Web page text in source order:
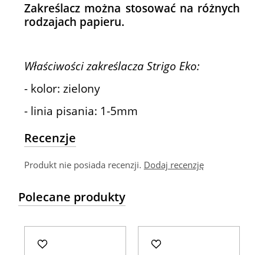
Zakreślacz można stosować na różnych
rodzajach papieru.
Właściwości zakreślacza Strigo Eko:
- kolor: zielony
- linia pisania: 1-5mm
Recenzje
Produkt nie posiada recenzji. Dodaj recenzję
Polecane produkty